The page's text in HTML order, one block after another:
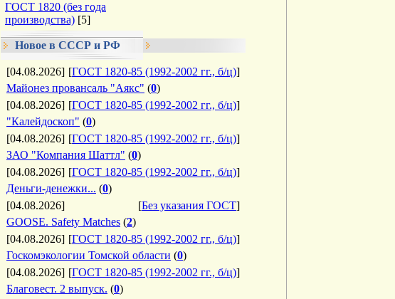
ГОСТ 1820 (без года
производства) [5]
Новое в СССР и РФ
[04.08.2026] [ГОСТ 1820-85 (1992-2002 гг., б/ц)]
Майонез провансаль "Аякс" (0)
[04.08.2026] [ГОСТ 1820-85 (1992-2002 гг., б/ц)]
"Калейдоскоп" (0)
[04.08.2026] [ГОСТ 1820-85 (1992-2002 гг., б/ц)]
ЗАО "Компания Шаттл" (0)
[04.08.2026] [ГОСТ 1820-85 (1992-2002 гг., б/ц)]
Деньги-денежки... (0)
[04.08.2026]
[Без указания ГОСТ]
GOOSE. Safety Matches (2)
[04.08.2026] [ГОСТ 1820-85 (1992-2002 гг., б/ц)]
Госкомэкологии Томской области (0)
[04.08.2026] [ГОСТ 1820-85 (1992-2002 гг., б/ц)]
Благовест. 2 выпуск. (0)